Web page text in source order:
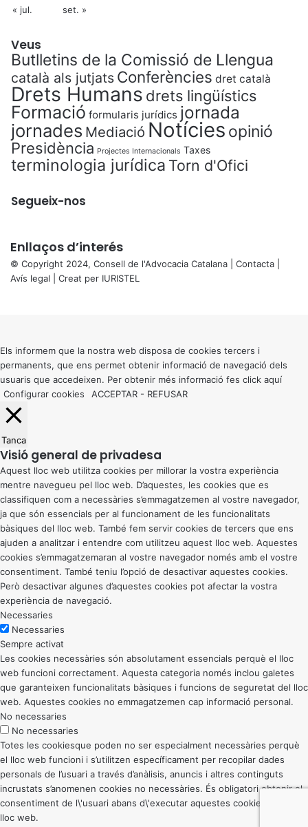
« jul.
set. »
Veus
Butlletins de la Comissió de Llengua
català als jutjats Conferències dret català
Drets Humans drets lingüístics
Formació formularis jurídics jornada
jornades Mediació Notícies opinió
Presidència Projectes Internacionals Taxes
terminologia jurídica Torn d'Ofici
Segueix-nos
Enllaços d’interés
© Copyright 2024, Consell de l'Advocacia Catalana | Contacta
Avís legal | Creat per IURISTEL
button
Els informem que la nostra web disposa de cookies tercers i
permanents, que ens permet obtenir informació de navegació dels
usuaris que accedeixen. Per obtenir més informació fes click aquí
Configurar cookies
ACCEPTAR - REFUSAR
Tanca
Visió general de privadesa
Aquest lloc web utilitza cookies per millorar la vostra experiència
mentre navegueu pel lloc web. D’aquestes, les cookies que es
classifiquen com a necessàries s’emmagatzemen al vostre navegador,
ja que són essencials per al funcionament de les funcionalitats
bàsiques del lloc web. També fem servir cookies de tercers que ens
ajuden a analitzar i entendre com utilitzeu aquest lloc web. Aquestes
cookies s’emmagatzemaran al vostre navegador només amb el vostre
consentiment. També teniu l’opció de desactivar aquestes cookies.
Però desactivar algunes d’aquestes cookies pot afectar la vostra
experiència de navegació.
Necessaries
Necessaries
Sempre activat
Les cookies necessàries són absolutament essencials perquè el lloc
web funcioni correctament. Aquesta categoria només inclou galetes
que garanteixen funcionalitats bàsiques i funcions de seguretat del lloc
web. Aquestes cookies no emmagatzemen cap informació personal.
No necessaries
No necessaries
Totes les cookiesque poden no ser especialment necessàries perquè
el lloc web funcioni i s’utilitzen específicament per recopilar dades
personals de l’usuari a través d’anàlisis, anuncis i altres continguts
incrustats s’anomenen cookies no necessàries. És obligatori obtenir el
consentiment de l\'usuari abans d\'executar aquestes cookies al vostre
lloc web.